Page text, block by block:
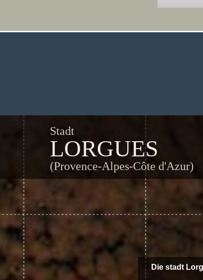
Stadt
LORGUES
(Provence-Alpes-Côte d'Azur)
Die stadt